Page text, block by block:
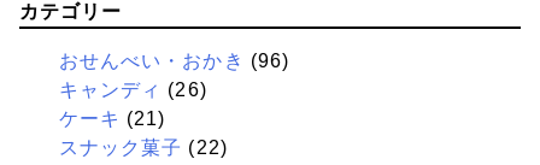
カテゴリー
おせんべい・おかき (96)
キャンディ (26)
ケーキ (21)
スナック菓子 (22)